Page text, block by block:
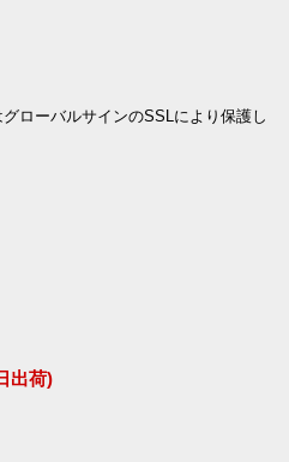
ローバルサインのSSLにより保護し
出荷)